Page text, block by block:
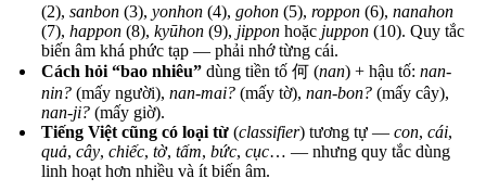
(2), sanbon (3), yonhon (4), gohon (5), roppon (6), nanahon
(7), happon (8), kyūhon (9), jippon hoặc juppon (10). Quy tắc
biến âm khá phức tạp — phải nhớ từng cái.
Cách hỏi “bao nhiêu” dùng tiền tố 何 (nan) + hậu tố: nan-
nin? (mấy người), nan-mai? (mấy tờ), nan-bon? (mấy cây),
nan-ji? (mấy giờ).
Tiếng Việt cũng có loại từ (classifier) tương tự — con, cái,
quả, cây, chiếc, tờ, tấm, bức, cục… — nhưng quy tắc dùng
linh hoạt hơn nhiều và ít biến âm.